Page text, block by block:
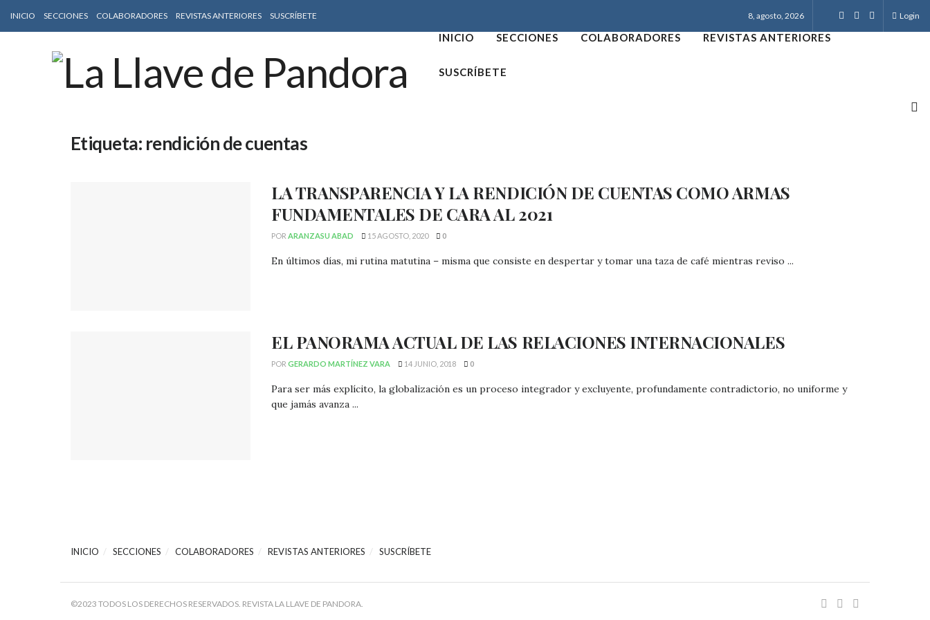
INICIO SECCIONES COLABORADORES REVISTAS ANTERIORES SUSCRÍBETE 8, agosto, 2026 Login
INICIO SECCIONES COLABORADORES REVISTAS ANTERIORES
SUSCRÍBETE
Etiqueta: rendición de cuentas
LA TRANSPARENCIA Y LA RENDICIÓN DE CUENTAS COMO ARMAS
FUNDAMENTALES DE CARA AL 2021
POR ARANZASU ABAD 15 AGOSTO, 2020 0
En últimos días, mi rutina matutina – misma que consiste en despertar y tomar una taza de café mientras reviso ...
EL PANORAMA ACTUAL DE LAS RELACIONES INTERNACIONALES
POR GERARDO MARTÍNEZ VARA 14 JUNIO, 2018 0
Para ser más explícito, la globalización es un proceso integrador y excluyente, profundamente contradictorio, no uniforme y
que jamás avanza ...
INICIO SECCIONES COLABORADORES REVISTAS ANTERIORES SUSCRÍBETE
©2023 TODOS LOS DERECHOS RESERVADOS. REVISTA LA LLAVE DE PANDORA.